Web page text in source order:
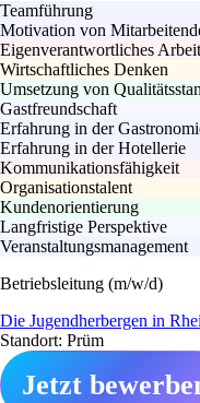
Teamführung
Motivation von
Eigenverantwortliches
Wirtschaftliches Denken
Umsetzung von
Gastfreundschaft
Erfahrung in der
Erfahrung in der Hotellerie
Kommunikationsfähigkeit
Organisationstalent
Kundenorientierung
Langfristige Perspektive
Veranstaltungsmanagement
Betriebsleitung (m/w/d)
Die Jugendherbergen in
Standort: Prüm
Jetzt